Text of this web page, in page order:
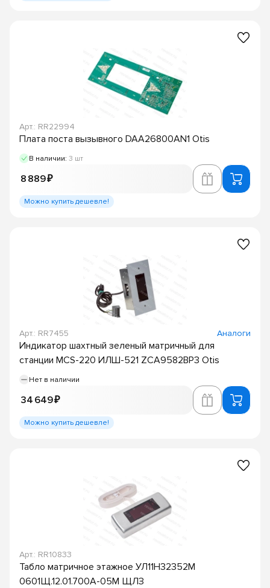
Арт.: RR22994
Плата поста вызывного DAA26800AN1 Otis
В наличии: 3 шт
8 889 ₽
Можно купить дешевле!
Арт.: RR7455 Аналоги
Индикатор шахтный зеленый матричный для
станции MCS-220 ИЛШ-521 ZCA9582BP3 Otis
Нет в наличии
34 649 ₽
Можно купить дешевле!
Арт.: RR10833
Табло матричное этажное УЛ11Н32352М
0601Щ.12.01.700A-05М ЩЛЗ